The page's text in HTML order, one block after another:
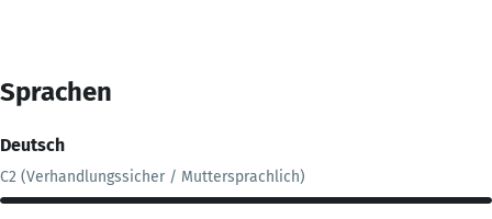
Sprachen
Deutsch
C2 (Verhandlungssicher / Muttersprachlich)